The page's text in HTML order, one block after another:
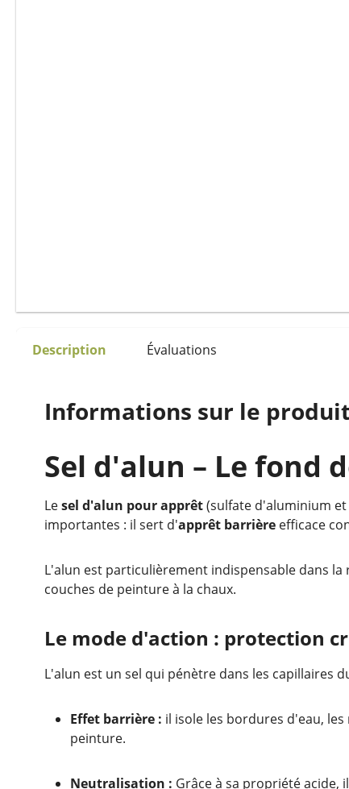
Description Évaluations
Informations sur le
Sel d'alun – Le fond
Lesel d'alun pour apprêt(sulfate d'aluminium
importantes : il sert d'apprêt barrière efficace
L'alun est particulièrement indispensable dans
couches de peinture à la chaux.
Le mode d'action : protection
L'alun est un sel qui pénètre dans les capillaires
Effet barrière : il isole les bordures d'eau,
peinture.
Neutralisation : Grâce à sa propriété acide,